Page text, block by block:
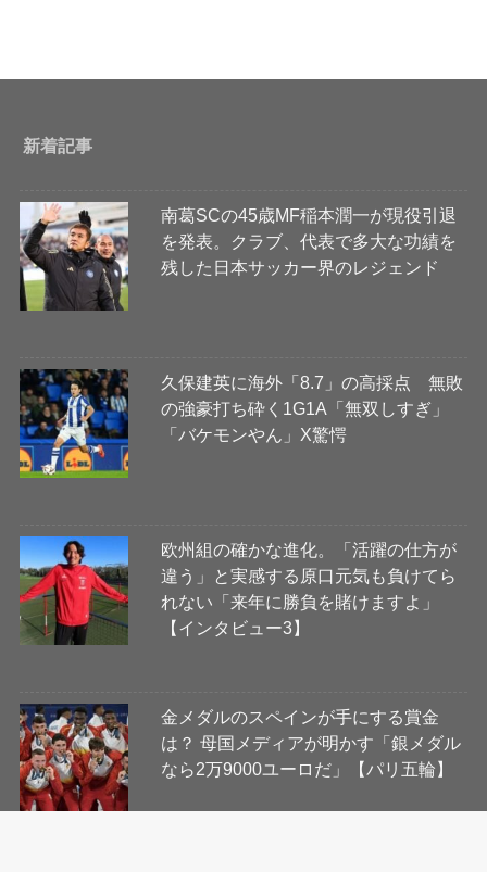
新着記事
南葛SCの45歳MF稲本潤一が現役引退
を発表。クラブ、代表で多大な功績を
残した日本サッカー界のレジェンド
久保建英に海外「8.7」の高採点 無敗
の強豪打ち砕く1G1A「無双しすぎ」
「バケモンやん」X驚愕
欧州組の確かな進化。「活躍の仕方が
違う」と実感する原口元気も負けてら
れない「来年に勝負を賭けますよ」
【インタビュー3】
金メダルのスペインが手にする賞金
は？ 母国メディアが明かす「銀メダル
なら2万9000ユーロだ」【パリ五輪】